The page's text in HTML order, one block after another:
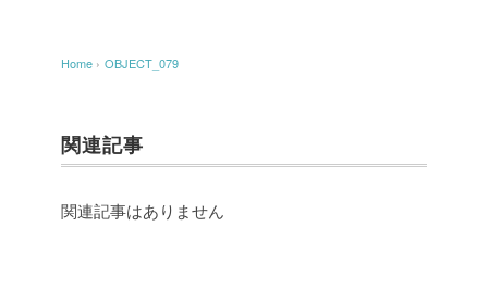
Home › OBJECT_079
関連記事
関連記事はありません